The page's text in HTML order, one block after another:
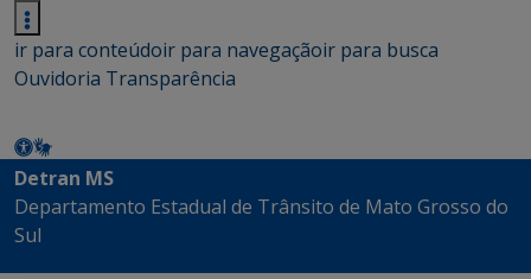
ir para conteúdoir para navegaçãoir para busca
Ouvidoria Transparência
Detran MS
Departamento Estadual de Trânsito de Mato Grosso do
Sul